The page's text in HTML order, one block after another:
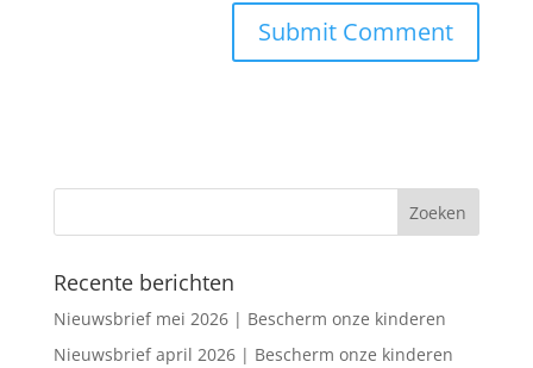
Recente berichten
Nieuwsbrief mei 2026 | Bescherm onze kinderen
Nieuwsbrief april 2026 | Bescherm onze kinderen